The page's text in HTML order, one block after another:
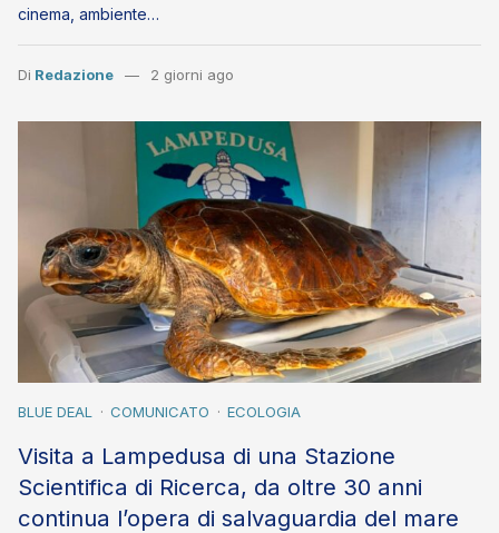
cinema, ambiente…
Di Redazione 2 giorni ago
BLUE DEAL COMUNICATO ECOLOGIA
Visita a Lampedusa di una Stazione
Scientifica di Ricerca, da oltre 30 anni
continua l’opera di salvaguardia del mare